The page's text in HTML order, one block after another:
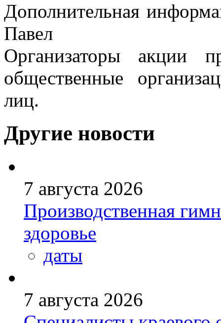
Дополнительная
Павел
Организаторы акции
общественные
лиц.
Другие новости
7 августа 2026
Производственная
здоровье
даты
7 августа 2026